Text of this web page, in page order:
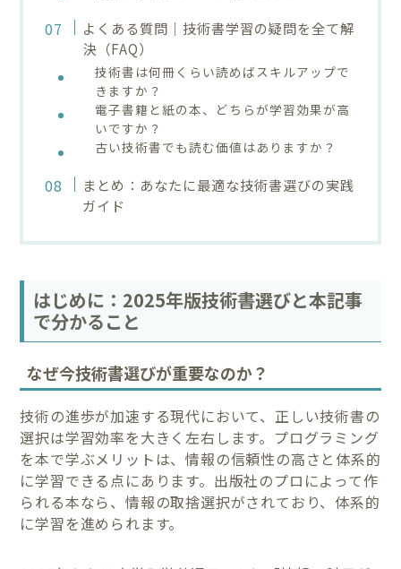
よくある質問｜技術書学習の疑問を全て解
決（FAQ）
技術書は何冊くらい読めばスキルアップで
きますか？
電子書籍と紙の本、どちらが学習効果が高
いですか？
古い技術書でも読む価値はありますか？
まとめ：あなたに最適な技術書選びの実践
ガイド
はじめに：2025年版技術書選びと本記事
で分かること
なぜ今技術書選びが重要なのか？
技術の進歩が加速する現代において、正しい技術書の
選択は学習効率を大きく左右します。プログラミング
を本で学ぶメリットは、情報の信頼性の高さと体系的
に学習できる点にあります。出版社のプロによって作
られる本なら、情報の取捨選択がされており、体系的
に学習を進められます。